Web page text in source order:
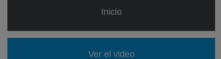
Inicio
Ver el video